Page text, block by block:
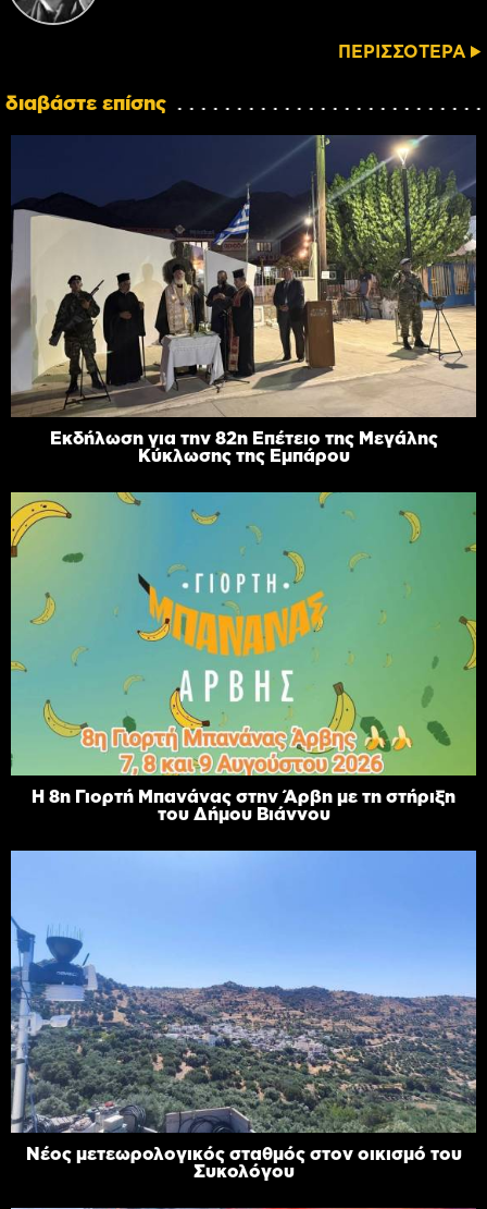
ΠΕΡΙΣΣΟΤΕΡΑ
διαβάστε επίσης
Εκδήλωση για την 82η Επέτειο της Μεγάλης
Κύκλωσης της Εμπάρου
Η 8η Γιορτή Μπανάνας στην Άρβη με τη στήριξη
του Δήμου Βιάννου
Νέος μετεωρολογικός σταθμός στον οικισμό του
Συκολόγου